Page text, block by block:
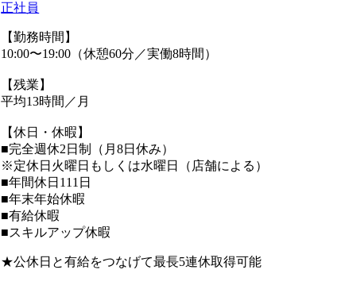
正社員
【勤務時間】
10:00〜19:00（休憩60分／実働8時間）
【残業】
平均13時間／月
【休日・休暇】
■完全週休2日制（月8日休み）
※定休日火曜日もしくは水曜日（店舗による）
■年間休日111日
■年末年始休暇
■有給休暇
■スキルアップ休暇
★公休日と有給をつなげて最長5連休取得可能